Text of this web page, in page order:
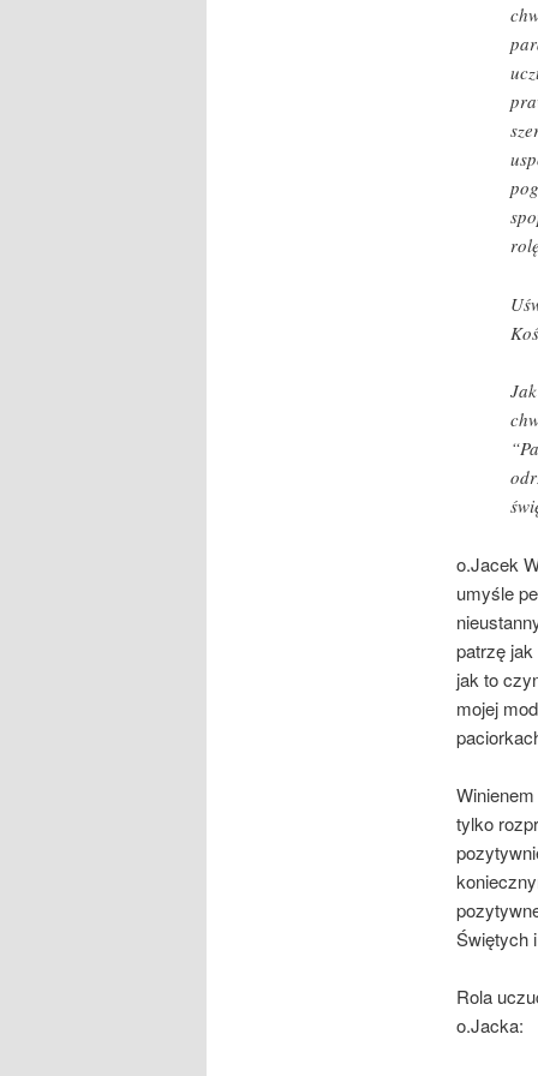
o.Jacek
umyśle
patrzę
jak to
mojej
tylko
Świętych
Rola
o.Jacka: